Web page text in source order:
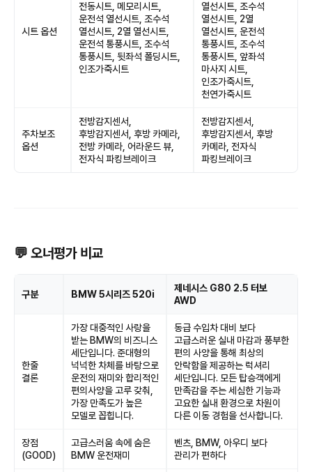
시트 옵션
전동시트, 메모리시트,
운전석 열선시트, 조수석
열선시트, 2열 열선시트,
운전석 통풍시트, 조수석
통풍시트, 뒷좌석 폴딩시트,
인조가죽시트
열선시트, 조수석
열선시트, 2열
열선시트, 운전석
통풍시트, 조수석
통풍시트, 앞좌석
마사지 시트,
인조가죽시트,
천연가죽시트
주차보조
옵션
전방감지센서,
후방감지센서, 후방 카메라,
전방 카메라, 어라운드 뷰,
전자식 파킹브레이크
전방감지센서,
후방감지센서, 후방
카메라, 전자식
파킹브레이크
💬 오너평가 비교
구분 BMW 5시리즈 520i
제네시스 G80 2.5 터보
AWD
한줄
결론
가장 대중적인 사랑을
받는 BMW의 비즈니스
세단입니다. 준대형의
넉넉한 차체를 바탕으로
운전의 재미와 합리적인
편의사양을 고루 갖춰,
가장 만족도가 높은
모델로 꼽힙니다.
동급 수입차 대비 보다
고급스러운 실내 마감과 풍부한
편의 사양을 통해 최상의
안락함을 제공하는 럭셔리
세단입니다. 모든 탑승객에게
만족감을 주는 세심한 기능과
고요한 실내 환경으로 차원이
다른 이동 경험을 선사합니다.
장점
(GOOD)
고급스러움 속에 숨은
BMW 운전재미
벤츠, BMW, 아우디 보다
관리가 편하다